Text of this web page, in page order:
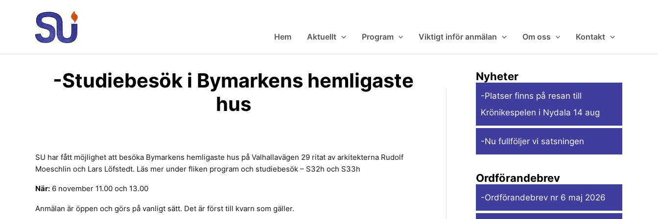
Hem Aktuellt Program Viktigt inför anmälan Om oss Kontakt
-Studiebesök i Bymarkens hemligaste
hus
SU har fått möjlighet att besöka Bymarkens hemligaste hus på Valhallavägen 29 ritat av arkitekterna Rudolf
Moeschlin och Lars Löfstedt. Läs mer under fliken program och studiebesök – S32h och S33h
När: 6 november 11.00 och 13.00
Anmälan är öppen och görs på vanligt sätt. Det är först till kvarn som gäller.
Nyheter
-Platser finns på resan till
Krönikespelen i Nydala 14 aug
-Nu fullföljer vi satsningen
Ordförandebrev
-Ordförandebrev nr 6 maj 2026